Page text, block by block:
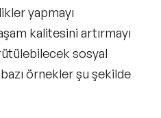
yapmayı
kalitesini artırmayı
sosyal
örnekler şu şekilde